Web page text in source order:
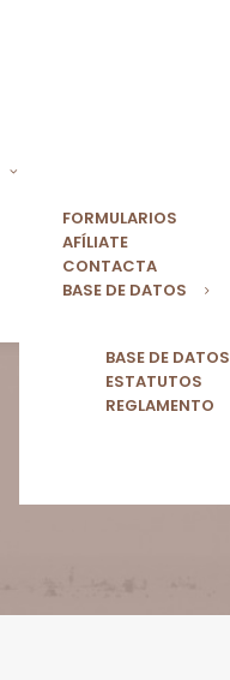
FORMULARIOS
AFÍLIATE
CONTACTA
BASE DE DATOS
BASE DE DATOS
ESTATUTOS
REGLAMENTO